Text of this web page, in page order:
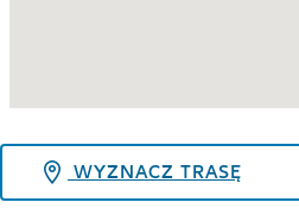
WYZNACZ TRASĘ